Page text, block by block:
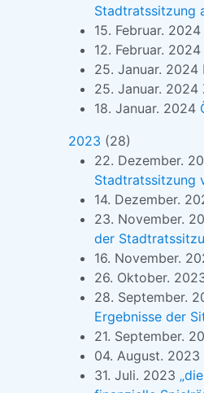
Stadtratssitzung
15. Februar. 2024
12. Februar. 2024
25. Januar. 2024
25. Januar. 2024
18. Januar. 2024
2023 (28)
22. Dezember.
Stadtratssitzung
14. Dezember.
23. November.
der
16. November.
26. Oktober.
28. September.
Ergebnisse der
21. September.
04. August. 2023
31. Juli. 2023